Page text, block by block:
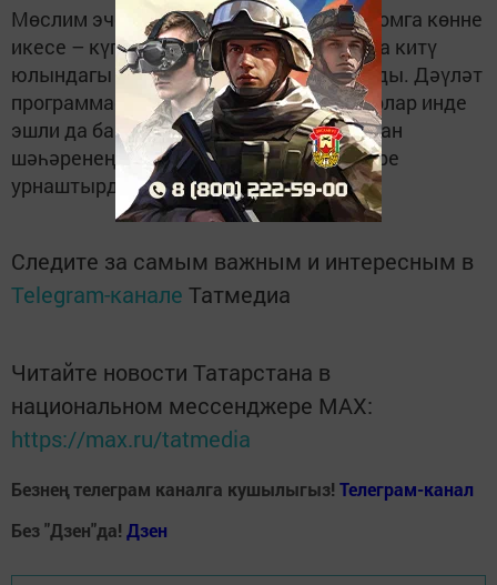
Мөслим эчендә тугыз светофор бар. Җомга көнне
икесе – күпер башында һәм Яр Чаллыга китү
юлындагы урам чатында урнаштырылды. Дәүләт
программасы буенча куелган светофорлар инде
эшли да башлады. Светофорларны Казан
шәһәренең “Төзелеш” оешмасы егетләре
урнаштырды.
Следите за самым важным и интересным в
Telegram-канале Татмедиа
Читайте новости Татарстана в
национальном мессенджере MАХ:
https://max.ru/tatmedia
Безнең телеграм каналга кушылыгыз! Телеграм-канал
Без "Дзен"да! Дзен